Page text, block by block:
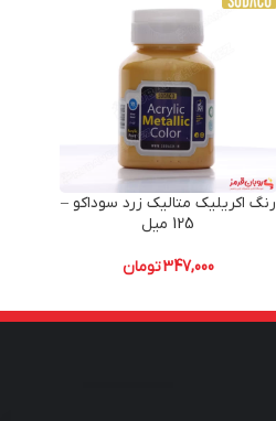
رنگ اکریلیک متالیک زرد سوداکو –
125 میل
347,000تومان